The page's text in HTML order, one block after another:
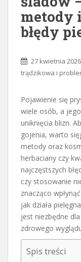
metody
błędy
27 kwietnia 2026
trądzikowa i
Pojawienie się
wiele osób, a
uniknięcia blizn.
gojenia, warto
metody oraz
herbaciany czy
najczęstszych
czy stosowanie
znacząco
jak działa
jest niezbędne
zdrowego
Spis treści